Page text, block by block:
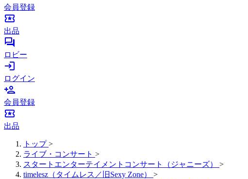
会員登録
local_activity
出品
forum
ロビー
login
ログイン
person_add
会員登録
local_activity
出品
トップ >
ライブ・コンサート >
スタートエンターテイメントコンサート（ジャニーズ）
>
timelesz（タイムレス／旧Sexy Zone）
>